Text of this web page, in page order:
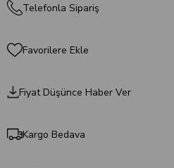
Telefonla Sipariş
Favorilere Ekle
Fiyat Düşünce Haber Ver
Kargo Bedava